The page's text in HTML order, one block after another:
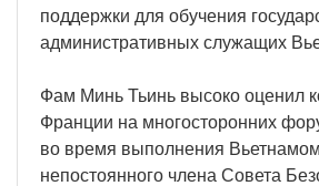
поддержки для обучения
административных служащих
Фам Минь Тьинь высоко оценил
Франции на многосторонних
во время выполнения
непостоянного члена Совета